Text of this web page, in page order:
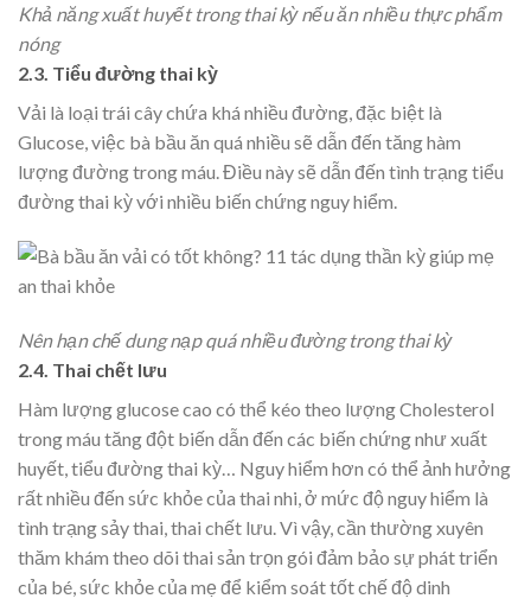
Khả năng xuất huyết trong thai kỳ nếu ăn nhiều thực phẩm
nóng
2.3. Tiểu đường thai kỳ
Vải là loại trái cây chứa khá nhiều đường, đặc biệt là
Glucose, việc bà bầu ăn quá nhiều sẽ dẫn đến tăng hàm
lượng đường trong máu. Điều này sẽ dẫn đến tình trạng tiểu
đường thai kỳ với nhiều biến chứng nguy hiểm.
Nên hạn chế dung nạp quá nhiều đường trong thai kỳ
2.4. Thai chết lưu
Hàm lượng glucose cao có thể kéo theo lượng Cholesterol
trong máu tăng đột biến dẫn đến các biến chứng như xuất
huyết, tiểu đường thai kỳ… Nguy hiểm hơn có thể ảnh hưởng
rất nhiều đến sức khỏe của thai nhi, ở mức độ nguy hiểm là
tình trạng sảy thai, thai chết lưu. Vì vậy, cần thường xuyên
thăm khám theo dõi thai sản trọn gói đảm bảo sự phát triển
của bé, sức khỏe của mẹ để kiểm soát tốt chế độ dinh